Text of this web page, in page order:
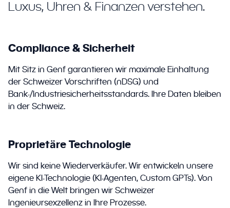
Luxus, Uhren & Finanzen verstehen.
Compliance & Sicherheit
Mit Sitz in Genf garantieren wir maximale Einhaltung
der Schweizer Vorschriften (nDSG) und
Bank-/Industriesicherheitsstandards. Ihre Daten bleiben
in der Schweiz.
Proprietäre Technologie
Wir sind keine Wiederverkäufer. Wir entwickeln unsere
eigene KI-Technologie (KI-Agenten, Custom GPTs). Von
Genf in die Welt bringen wir Schweizer
Ingenieursexzellenz in Ihre Prozesse.